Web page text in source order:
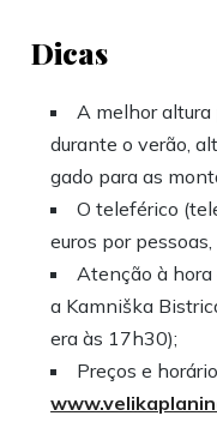
Dicas
A melhor
durante o verão,
gado para as
O teleférico
euros por
Atenção à
a Kamniška
era às 17h30);
Preços e